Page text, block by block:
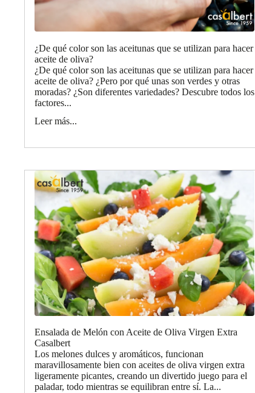
¿De qué color son las aceitunas que se utilizan para hacer
aceite de oliva?
¿De qué color son las aceitunas que se utilizan para hacer
aceite de oliva? ¿Pero por qué unas son verdes y otras
moradas? ¿Son diferentes variedades? Descubre todos los
factores...
Leer más...
Ensalada de Melón con Aceite de Oliva Virgen Extra
Casalbert
Los melones dulces y aromáticos, funcionan
maravillosamente bien con aceites de oliva virgen extra
ligeramente picantes, creando un divertido juego para el
paladar, todo mientras se equilibran entre sí. La...